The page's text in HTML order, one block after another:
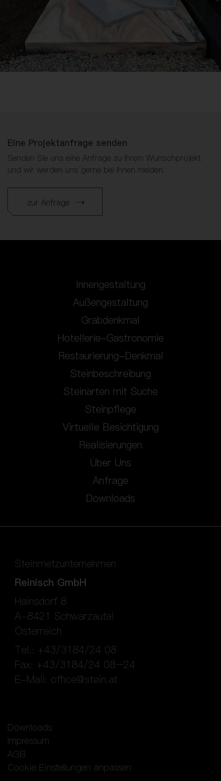
Eine Projektanfrage senden
Senden Sie uns eine Anfrage zu Ihrem Wunschprojekt
und wir werden uns gerne bei Ihnen melden.
zur Anfrage
Innengestaltung
Außengestaltung
Grabdenkmal
Hotellerie-Gastronomie
Restaurierung-Denkmal
Steinbeschreibung
Steinarten mit Suche
Steinpflege
Virtuelle Besichtigung
Realisierungen
Über Uns
Anfrage
Downloads
Steinmetzunternehmen
Reinisch GmbH
Hainsdorf 8
A-8421 Schwarzautal
Österreich
Tel.: +43/3184/24 08
Fax: +43/3184/24 08–24
E-Mail: office@stein.at
Downloads
Impressum
AGB
Cookie Einstellungen anpassen